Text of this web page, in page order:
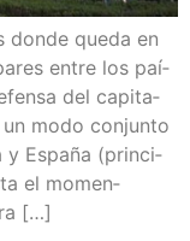
don­de que­da en
entre los paí­
del capi­ta­
modo con­jun­to
y Espa­ña (prin­ci­
el momen­
[…]